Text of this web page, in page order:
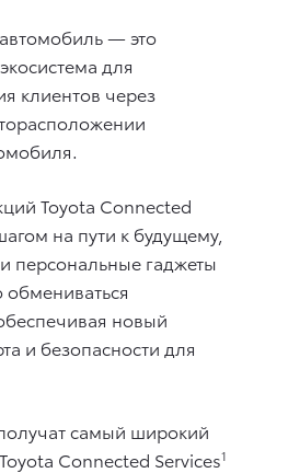
— это
для
клиентов через
Toyota Connected
на пути к будущему,
персональные гаджеты
обмениваться
новый
и безопасности для
самый широкий
Connected Services1